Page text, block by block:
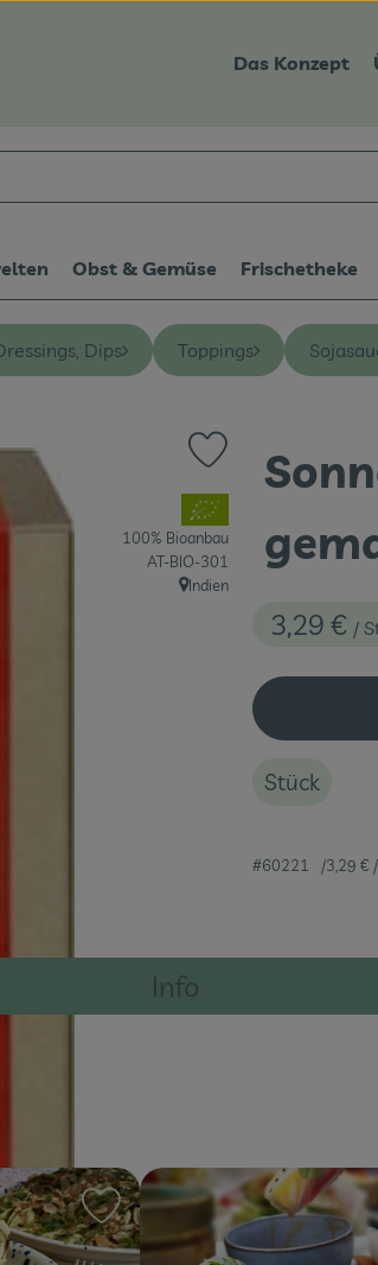
Das Konzept
Obst & Gemüse Frischetheke
Dips Toppings
3,29 € /
Produkt zu Favouriten
, Verband:
100% Bioanbau
, Kontrollstelle:
AT-BIO-301
, Herkunft:
Indien
Stück
#60221 3,29 €
Info
Rezept zu Favouriten